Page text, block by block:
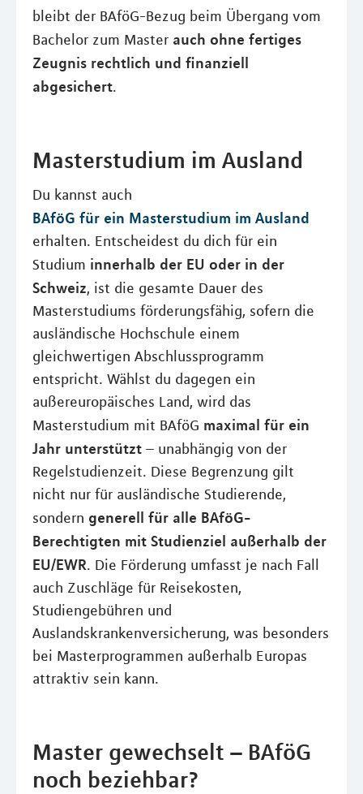
bleibt der BAföG-Bezug beim Übergang vom
Bachelor zum Master auch ohne fertiges
Zeugnis rechtlich und finanziell
abgesichert.
Masterstudium im Ausland
Du kannst auch
BAföG für ein Masterstudium im Ausland
erhalten. Entscheidest du dich für ein
Studium innerhalb der EU oder in der
Schweiz, ist die gesamte Dauer des
Masterstudiums förderungsfähig, sofern die
ausländische Hochschule einem
gleichwertigen Abschlussprogramm
entspricht. Wählst du dagegen ein
außereuropäisches Land, wird das
Masterstudium mit BAföG maximal für ein
Jahr unterstützt – unabhängig von der
Regelstudienzeit. Diese Begrenzung gilt
nicht nur für ausländische Studierende,
sondern generell für alle BAföG-
Berechtigten mit Studienziel außerhalb der
EU/EWR. Die Förderung umfasst je nach Fall
auch Zuschläge für Reisekosten,
Studiengebühren und
Auslandskrankenversicherung, was besonders
bei Masterprogrammen außerhalb Europas
attraktiv sein kann.
Master gewechselt – BAföG
noch beziehbar?